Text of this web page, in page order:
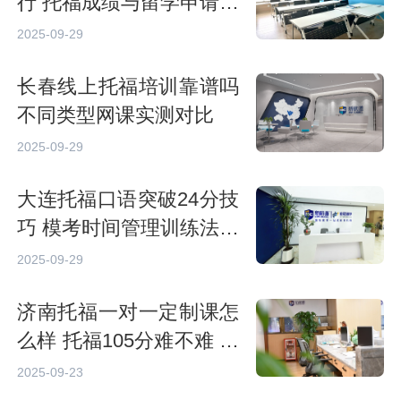
间匹配规划
2025-09-29
长春线上托福培训靠谱吗
不同类型网课实测对比
2025-09-29
大连托福口语突破24分技
巧 模考时间管理训练法分
享
2025-09-29
济南托福一对一定制课怎
么样 托福105分难不难 备
考技巧
2025-09-23